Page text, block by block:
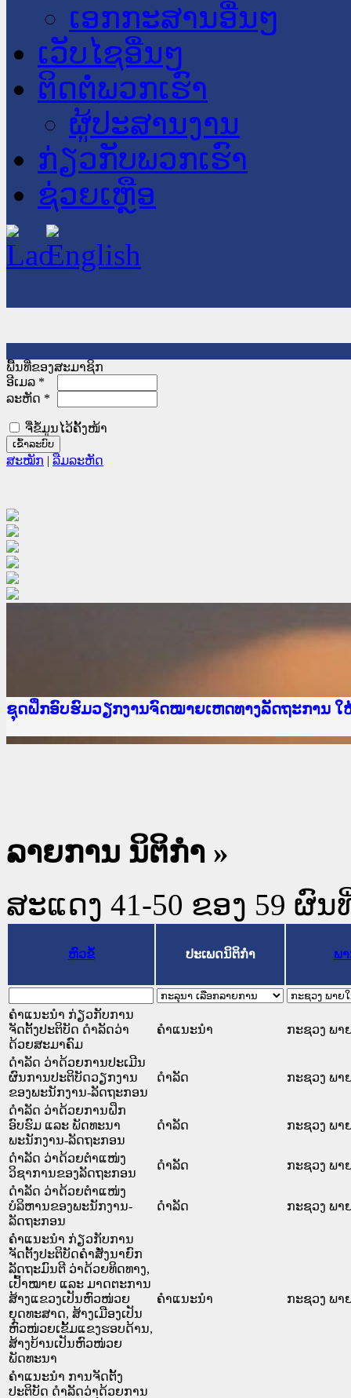
ເອກກະສານອື່ນໆ
ເວັບໄຊອື່ນໆ
ຕິດຕໍ່ພວກເຮົາ
ຜູ້ປະສານງານ
ກ່ຽວກັບພວກເຮົາ
ຊ່ວຍເຫຼືອ
ພື້ນທີ່ຂອງສະມາຊິກ
ອີເມລ *
ລະຫັດ *
ຈື່ຂໍ້ມູນໄວ້ຄັ້ງໜ້າ
ສະໝັກ | ລືມລະຫັດ
Ministry of Justice Lao PDR
ເຜີຍແຜ່ວັບໄຊຈົດໝາຍເຫດທາງລັດຖະການ ແລະ ແອັ
ກະຊວງຍຸຕິທຳ
ຊຸດຝຶກອົບຮົມວຽກງານຈົດໝາຍເຫດທາງລັດຖະການ
ກອງປະຊຸມທົບທວນຄືນການຈັດຕັ້ງປະຕິບັດວຽກງານຈົ
ຝຶກອົບຮົມ ຜູ່ປະສານງານວຽກງານຈົດໝາຍເຫດທາງລັ
ຝຶກອົບຮົມ ຜູ່ປະສານງານວຽກງານຈົດໝາຍເຫດທາງລັ
ເຜີຍແຜ່ແອັບກົດໝາຍລາວ ແລະ ເວັບໄຊຈົດໝາຍເຫດ
ເຜີຍແຜ່ແອັບກົດໝາຍລາວ ແລະ ເວັບໄຊຈົດໝາຍເຫດ
ຍົກລະດັບວຽກງານຈົດໝາຍເຫດທາງລັດຖະການໃຫ້ຜູ້
ຊຸດຝຶກອົບຮົມວຽກງານຈົດໝາຍເຫດທາງລັດຖະການ ໃ
ລາຍການ ນິຕິກໍາ »
ສະແດງ 41-50 ຂອງ 59 ຜົນ
ຫົວຂໍ້ ປະເພດນິຕິກຳ ພ
ຄຳແນະນຳ ກ່ຽວກັບການ
ຈັດຕັ້ງປະຕິບັດ ດຳລັດວ່າ
ດ້ວຍສະມາຄົມ
ຄໍາແນະນໍາ ກະຊວງ ພາ
ດຳລັດ ວ່າດ້ວຍການປະເມີນ
ຜົນການປະຕິບັດວຽກງານ
ຂອງພະນັກງານ-ລັດຖະກອນ
ດໍາລັດ ກະຊວງ ພາ
ດຳລັດ ວ່າດ້ວຍການຝຶກ
ອົບຮົມ ແລະ ພັດທະນາ
ພະນັກງານ-ລັດຖະກອນ
ດໍາລັດ ກະຊວງ ພາ
ດຳລັດ ວ່າດ້ວຍຕຳແໜ່ງ
ວິຊາການຂອງລັດຖະກອນ
ດໍາລັດ
ກະຊວງ ພາ
ດຳລັດ ວ່າດ້ວຍຕຳແໜ່ງ
ບໍລິຫານຂອງພະນັກງານ-
ລັດຖະກອນ
ດໍາລັດ ກະຊວງ ພາ
ຄຳແນະນຳ ກ່ຽວກັບການ
ຈັດຕັ້ງປະຕິບັດຄຳສັ່ງນາຍົກ
ລັດຖະມົນຕີ ວ່າດ້ວຍທິດທາງ,
ເປົ້າໝາຍ ແລະ ມາດຕະການ
ສ້າງແຂວງເປັນຫົວໜ່ວຍ
ຍຸດທະສາດ, ສ້າງເມືອງເປັນ
ຫົວໜ່ວຍເຂັ້ມແຂງຮອບດ້ານ,
ສ້າງບ້ານເປັນຫົວໜ່ວຍ
ພັດທະນາ
ຄໍາແນະນໍາ ກະຊວງ ພາ
ຄຳແນະນຳ ການຈັດຕັ້ງ
ປະຕິບັດ ດຳລັດວ່າດ້ວຍການ